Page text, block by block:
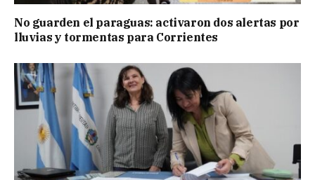
No guarden el paraguas: activaron dos alertas por
lluvias y tormentas para Corrientes